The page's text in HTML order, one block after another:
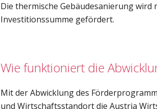
Die thermische Gebäudesanierung wird
Investitionssumme gefördert.
Wie funktioniert die
Mit der Abwicklung des
und Wirtschaftsstandort die Austria